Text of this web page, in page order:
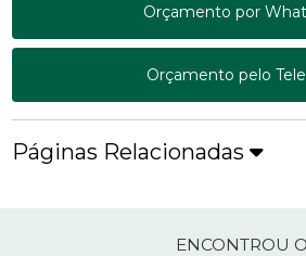
Orçamento por
Orçamento pelo
Páginas Relacionadas
ENCONTROU